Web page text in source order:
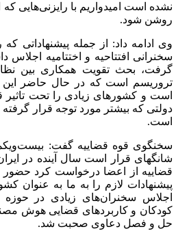
نشده است امیدواریم با رایزنی‌هایی
روشن شود.
وی ادامه داد: از جمله پیشنهاداتی
سخنرانی افتتاحیه و اختتامیه اجلاس
گرفت، بحث تقویت همکاری بین
تروریسم است که در حال حاضر
است و کشور‌های زیادی را تحت تاثیر
دولتی که بیشتر مورد توجه قرار
است.
سخنگوی قوه قضاییه گفت:
شانگهای قرار است سال آینده در
قضاییه از اعضا درخواست کرد حضور
پیشنهادات لازم را به ما به عنوان
اجلاس سخنران‌های زیادی در حوزه
کودکان و کاربر‌دهای قضایی هوش
حل و فصل دعاوی صحبت شد.